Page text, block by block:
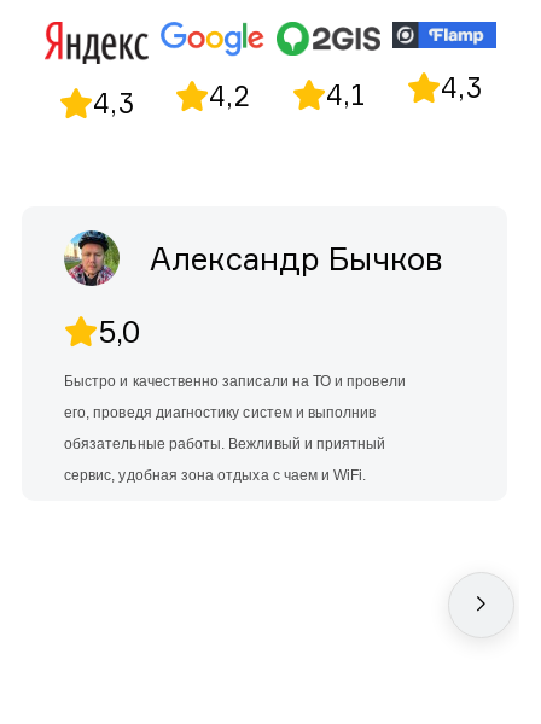
4,3 4,2 4,1 4,3
Александр Бычков
5,0
Быстро и качественно записали на ТО и провели
его, проведя диагностику систем и выполнив
обязательные работы. Вежливый и приятный
сервис, удобная зона отдыха с чаем и WiFi.